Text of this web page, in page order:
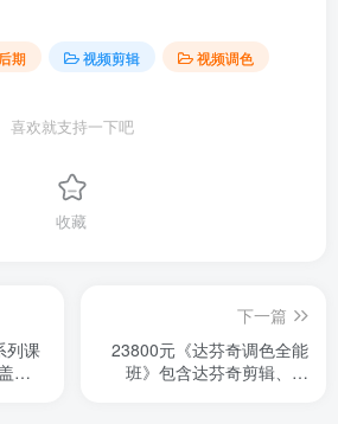
期 视频剪辑 视频调色
喜欢就支持一下吧
收藏
列课
视
下一篇
23800元《达芬奇调色全能
班》包含达芬奇剪辑、调